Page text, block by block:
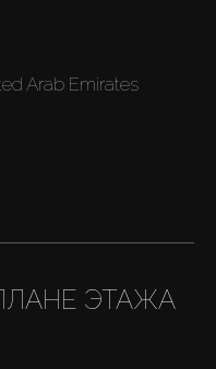
Arab Emirates
ЭТАЖА